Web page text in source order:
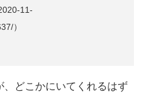
11-
）
どこかにいてくれるはず